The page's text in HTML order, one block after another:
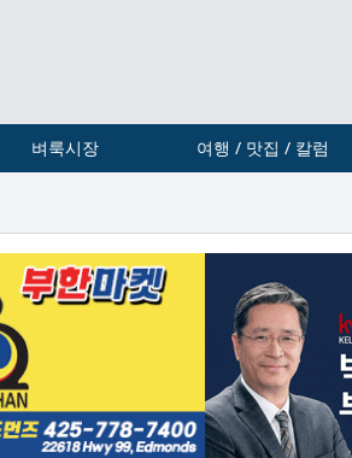
벼룩시장 여행 / 맛집 / 칼럼